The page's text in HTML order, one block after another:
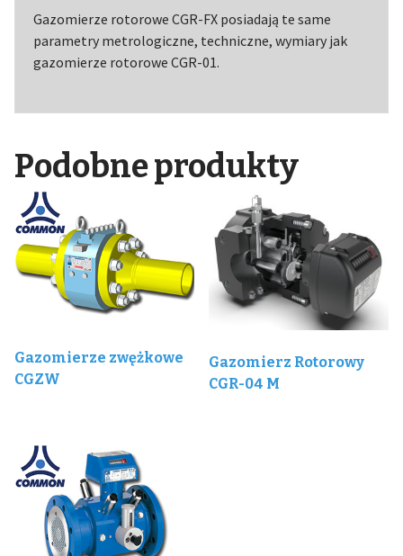
Gazomierze rotorowe CGR-FX posiadają te same
parametry metrologiczne, techniczne, wymiary jak
gazomierze rotorowe CGR-01.
Podobne produkty
Gazomierze zwężkowe
CGZW
Gazomierz Rotorowy
CGR-04 M